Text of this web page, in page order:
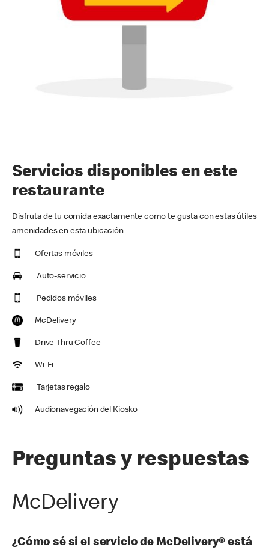
Servicios disponibles en este
restaurante
Disfruta de tu comida exactamente como te gusta con estas útiles
amenidades en esta ubicación
Ofertas móviles
Auto-servicio
Pedidos móviles
McDelivery
Drive Thru Coffee
Wi-Fi
Tarjetas regalo
Audionavegación del Kiosko
Preguntas y respuestas
McDelivery
¿Cómo sé si el servicio de McDelivery® está